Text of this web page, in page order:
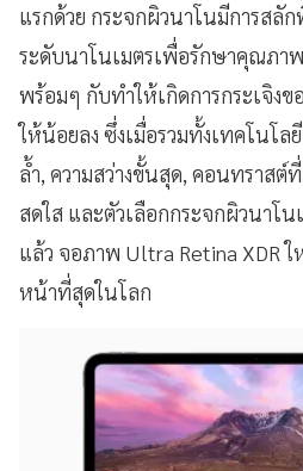
แรกด้วย กระจกผิวนาโนมีการสลั
ระดับนาโนเมตรเพื่อรักษาคุณภา
พร้อมๆ กับทำให้เกิดการกระเจิง
ให้น้อยลง ซึ่งเมื่อรวมทั้งเทคโนโล
ล้ำ, ความสว่างขั้นสุด, คอนทราส
สดใส และตัวเลือกกระจกผิวนาโน
แล้ว จอภาพ Ultra Retina XDR
หน้าที่สุดในโลก